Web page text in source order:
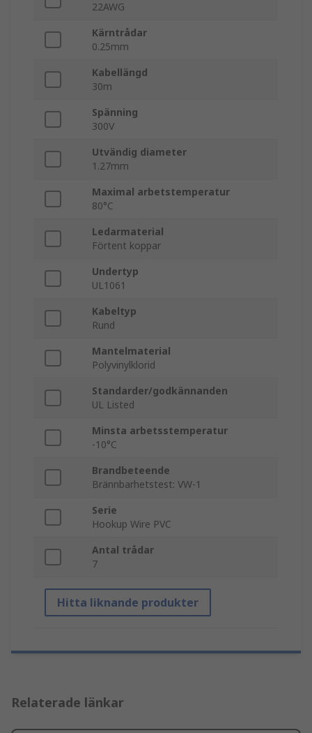
22AWG
Kärntrådar
0.25mm
Kabellängd
30m
Spänning
300V
Utvändig diameter
1.27mm
Maximal arbetstemperatur
80°C
Ledarmaterial
Förtent koppar
Undertyp
UL1061
Kabeltyp
Rund
Mantelmaterial
Polyvinylklorid
Standarder/godkännanden
UL Listed
Minsta arbetsstemperatur
-10°C
Brandbeteende
Brännbarhetstest: VW-1
Serie
Hookup Wire PVC
Antal trådar
7
Hitta liknande produkter
Relaterade länkar